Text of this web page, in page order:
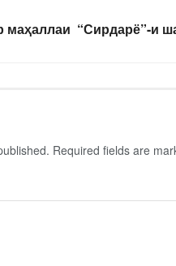
маҳаллаи “Сирдарё”-и
Required fields are